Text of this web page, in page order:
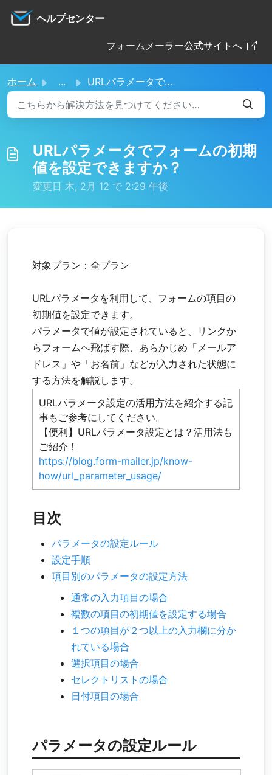
ヘルプセンター
フォームメーラー公式サイトへ
ホーム ... URLパラメータでフォームの初期値を設定できますか？
URLパラメータでフォームの初期
値を設定できますか？
変更日 木, 2月 12 で 2:29 午後
対象プラン：全プラン
URLパラメータを利用して、フォームの項目の
初期値を設定できます。
パラメータで値が設定されていると、リンクか
らフォームへ飛ばす際、あらかじめ「メールア
ドレス」や「お名前」などが入力された状態に
する方法を解説します。
URLパラメータ設定の活用方法を紹介する記
事もご参考にしてください。
【便利】URLパラメータ設定とは？活用法も
ご紹介！
https://blog.form-mailer.jp/know-
how/url_parameter_usage/
目次
パラメータの設定ルール
設定手順
項目別のパラメータの設定方法
通常の入力項目の場合
複数の項目の初期値を設定する場合
１つの項目が２つ以上の入力欄に分か
れている場合
選択項目の場合
セレクトリストの場合
日付項目の場合
パラメータの設定ルール